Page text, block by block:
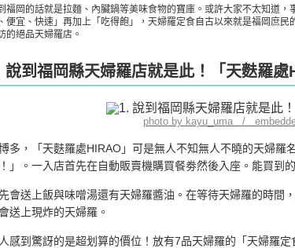
福岡的話就是拉麵、內臟鍋等美味食物的寶庫。或許大家不太知道
便宜、快速」再加上「吃得飽」，天婦羅定食自古以來就是福岡庶
的絕品天婦羅店。
說到福岡縣天婦羅店就是此！「天麩羅處
photo by kayu_uma /
多，「天麩羅處HIRAO」可是無人不知無人不曉的天婦羅
」。一入店首先在自動販賣機購買餐劵然後入座。能買到
會送上飯與味噌湯還有天婦羅醬油。在等待天婦羅的時間
會送上現炸的天婦羅。
感到驚訝的是超划算的價位！放有7品天婦羅的「天婦羅